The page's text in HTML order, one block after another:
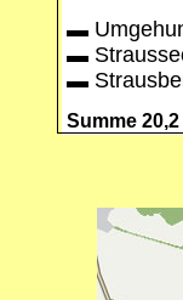
▬
▬
▬
Summe